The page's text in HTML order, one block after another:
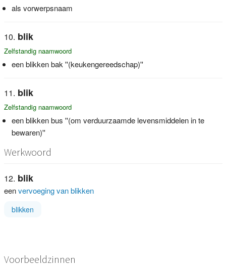
als vorwerpsnaam
blik
Zelfstandig naamwoord
een blikken bak ''(keukengereedschap)''
blik
Zelfstandig naamwoord
een blikken bus ''(om verduurzaamde levensmiddelen in te
bewaren)''
Werkwoord
blik
eenvervoeging van blikken
blikken
Voorbeeldzinnen